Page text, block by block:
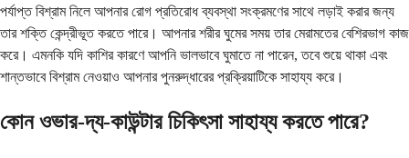
পর্যাপ্ত বিশ্রাম নিলে আপনার রোগ প্রতিরোধ ব্যবস্থা সংক্রমণের সাথে লড়াই করার জন্য
তার শক্তি কেন্দ্রীভূত করতে পারে। আপনার শরীর ঘুমের সময় তার মেরামতের বেশিরভাগ কাজ
করে। এমনকি যদি কাশির কারণে আপনি ভালভাবে ঘুমাতে না পারেন, তবে শুয়ে থাকা এবং
শান্তভাবে বিশ্রাম নেওয়াও আপনার পুনরুদ্ধারের প্রক্রিয়াটিকে সাহায্য করে।
কোন ওভার-দ্য-কাউন্টার চিকিৎসা সাহায্য করতে পারে?